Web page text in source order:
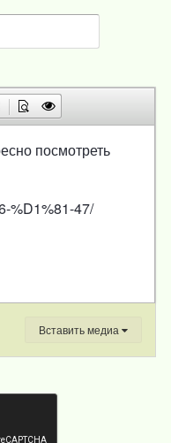
посмотреть
%D1%81-47/
Вставить медиа